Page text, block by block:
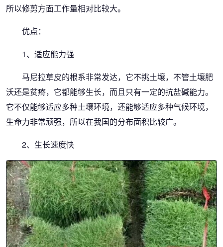
所以修剪方面工作量相对比较大。
优点：
1、适应能力强
马尼拉草皮的根系非常发达，它不挑土壤，不管土壤肥
沃还是贫瘠，它都能够生长，而且只有一定的抗盐碱能力。
它不仅能够适应多种土壤环境，还能够适应多种气候环境，
生命力非常顽强，所以在我国的分布面积比较广。
2、生长速度快